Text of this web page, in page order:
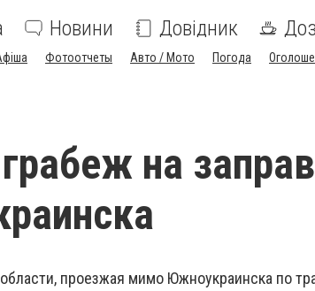
Новини Довідник
Фотоотчеты Авто / Мото Погода
на
проезжая мимо Южноукраинска по